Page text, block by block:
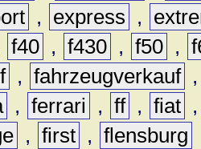
, express ,
f40 , f430 , f50 ,
, fahrzeugverkauf
, ferrari , ff , fiat
, first , flensburg